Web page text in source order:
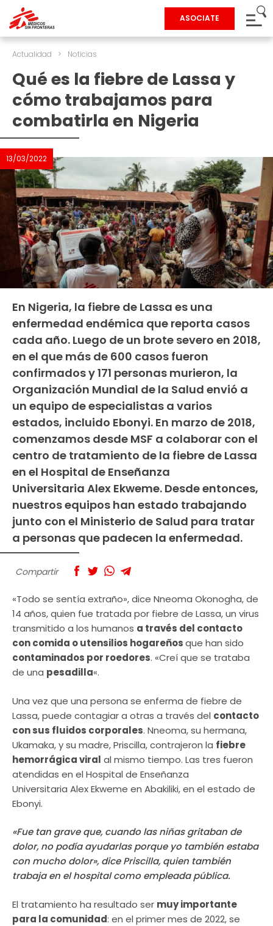
ASOCIATE
Actualidad > Noticias
Qué es la fiebre de Lassa y
cómo trabajamos para
combatirla en Nigeria
13/03/2022
En Nigeria, la fiebre de Lassa es una
enfermedad endémica que reporta casos
cada año. Luego de un brote severo en 2018,
en el que más de 600 casos fueron
confirmados y 171 personas murieron, la
Organización Mundial de la Salud envió a
un equipo de especialistas a varios
estados, incluido Ebonyi. En marzo de 2018,
comenzamos desde MSF a colaborar con el
centro de tratamiento de la fiebre de Lassa
en el Hospital de Enseñanza
Universitaria Alex Ekweme. Desde entonces,
nuestros equipos han estado trabajando
junto con el Ministerio de Salud para tratar
a personas que padecen la enfermedad.
Compartir
«Todo se sentía extraño», dice Nneoma Okonogha, de
14 años, quien fue tratada por fiebre de Lassa, un virus
transmitido a los humanos a través del contacto
con comida o utensilios hogareñosque han sido
contaminados por roedores. «Creí que se trataba
de una pesadilla«.
Una vez que una persona se enferma de fiebre de
Lassa, puede contagiar a otras a través del contacto
con sus fluidos corporales. Nneoma, su hermana,
Ukamaka, y su madre, Priscilla, contrajeron la fiebre
hemorrágica viral al mismo tiempo. Las tres fueron
atendidas en el Hospital de Enseñanza
Universitaria Alex Ekweme en Abakiliki, en el estado de
Ebonyi.
«Fue tan grave que, cuando las niñas gritaban de
dolor, no podía ayudarlas porque yo también estaba
con mucho dolor», dice Priscilla, quien también
trabaja en el hospital como empleada pública.
El tratamiento ha resultado ser muy importante
para la comunidad: en el primer mes de 2022, se